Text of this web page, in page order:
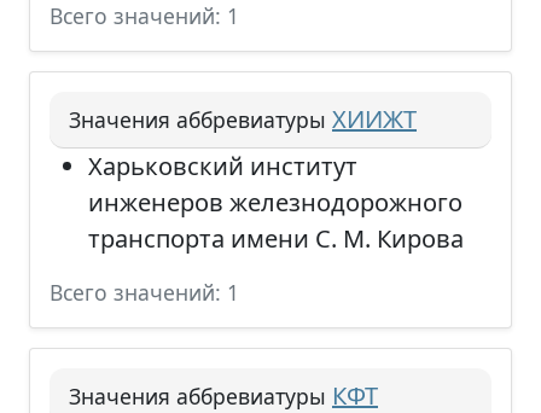
Всего значений: 1
Значения аббревиатуры ХИИЖТ
Харьковский институт
инженеров железнодорожного
транспорта имени С. М. Кирова
Всего значений: 1
Значения аббревиатуры КФТ